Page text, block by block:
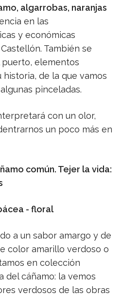
algarrobas, naranjas
en las
y económicas
También se
elementos
de la que vamos
pinceladas.
con un olor,
un poco más en
común. Tejer la vida:
y sábanas
- floral
a un sabor amargo y de
color amarillo verdoso o
en colección
del cáñamo: la vemos
verdosos de las obras